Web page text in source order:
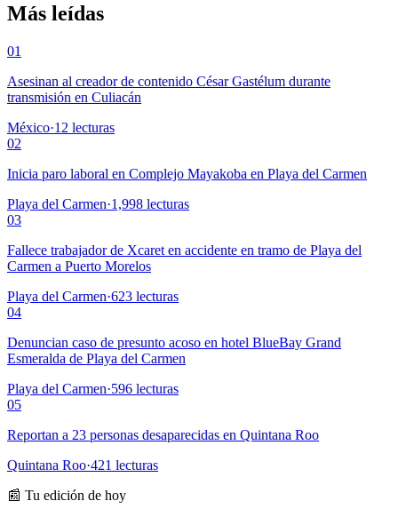
Más leídas
01
Asesinan al creador de contenido César Gastélum durante
transmisión en Culiacán
México·12 lecturas
02
Inicia paro laboral en Complejo Mayakoba en Playa del Carmen
Playa del Carmen·1,998 lecturas
03
Fallece trabajador de Xcaret en accidente en tramo de Playa del
Carmen a Puerto Morelos
Playa del Carmen·623 lecturas
04
Denuncian caso de presunto acoso en hotel BlueBay Grand
Esmeralda de Playa del Carmen
Playa del Carmen·596 lecturas
05
Reportan a 23 personas desaparecidas en Quintana Roo
Quintana Roo·421 lecturas
📰 Tu edición de hoy